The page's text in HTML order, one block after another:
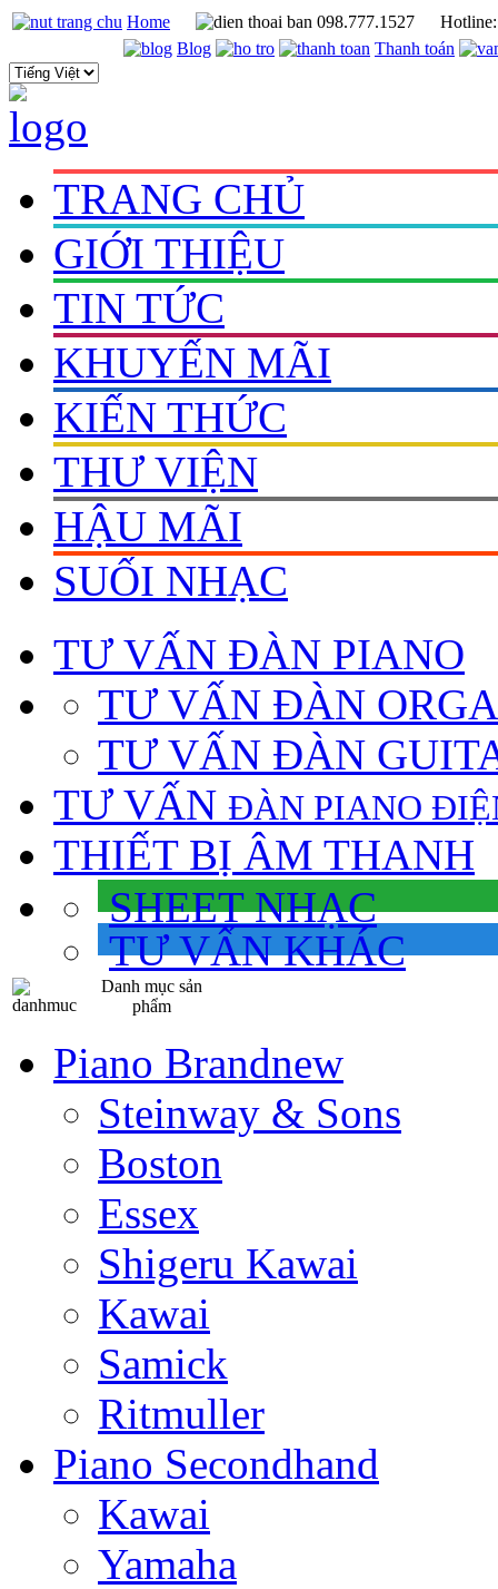
Home 098.777.1527
Blog
Thanh toán
TRANG CHỦ
GIỚI THIỆU
TIN TỨC
KHUYẾN MÃI
KIẾN THỨC
THƯ VIỆN
HẬU MÃI
SUỐI NHẠC
TƯ VẤN ĐÀN PIANO
TƯ VẤN ÐÀN
TƯ VẤN ÐÀN
TƯ VẤN ÐÀN PIANO
THIẾT BỊ ÂM THANH
SHEET NHẠC
TƯ VẤN KHÁC
Danh mục sản
phẩm
Piano Brandnew
Steinway & Sons
Boston
Essex
Shigeru Kawai
Kawai
Samick
Ritmuller
Piano Secondhand
Kawai
Yamaha